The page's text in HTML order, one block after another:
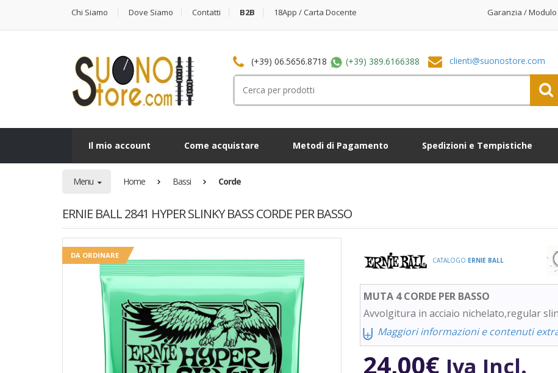
Chi Siamo Dove Siamo Contatti B2B 18App / Carta Docente Garanzia / Modulo
(+39) 06.5656.8718 (+39) 389.6166388
clienti@suonostore.com
per:
Il mio account Come acquistare Metodi di Pagamento Spedizioni e Tempistiche
Menu Home Bassi Corde
ERNIE BALL 2841 HYPER SLINKY BASS CORDE PER BASSO
DA ORDINARE
CATALOGO ERNIE BALL
MUTA 4 CORDE PER BASSO
Avvolgitura in acciaio nichelato,regular
⨄ Maggiori informazioni e contenuti
24,00€ Iva Incl.